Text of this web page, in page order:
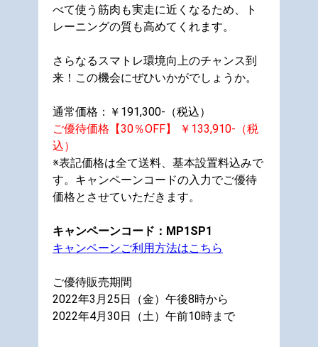
べて使う筋肉も実走に近くなるため、ト
レーニングの質も高めてくれます。
さらなるスマトレ環境向上のチャンス到
来！この機会にぜひいかがでしょうか。
通常価格：￥191,300-（税込）
ご優待価格【30％OFF】 ￥133,910-（税
込）
※表記価格は全て送料、基本設置料込みで
す。キャンペーンコードの入力でご優待
価格とさせていただきます。
キャンペーンコード：MP1SP1
キャンペーンご利用方法はこちら
ご優待販売期間
2022年3月25日（金）午後8時から
2022年4月30日（土）午前10時まで